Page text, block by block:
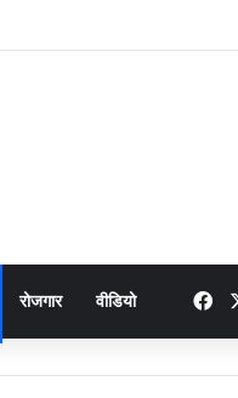
पेट्रोल पंप पर फर्जी ऑनलाइन
रोजगार वीडियो